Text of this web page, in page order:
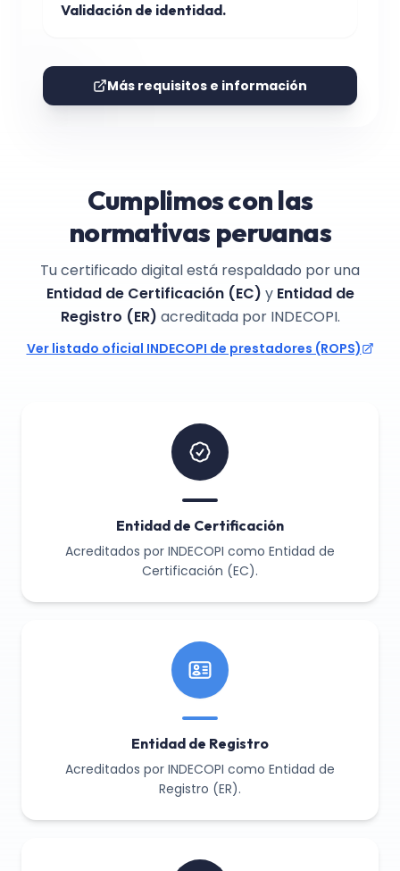
Validación de identidad.
Más requisitos e información
Cumplimos con las
normativas peruanas
Tu certificado digital está respaldado por una
Entidad de Certificación (EC) y Entidad de
Registro (ER) acreditada por INDECOPI.
Ver listado oficial INDECOPI de prestadores (ROPS)
Entidad de Certificación
Acreditados por INDECOPI como Entidad de
Certificación (EC).
Entidad de Registro
Acreditados por INDECOPI como Entidad de
Registro (ER).